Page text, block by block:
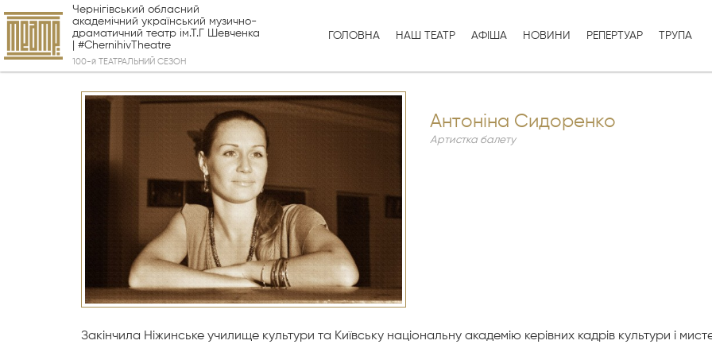
Чернігівський обласний
академічний український музично-
драматичний театр ім.Т.Г Шевченка
| #ChernihivTheatre
100-й ТЕАТРАЛЬНИЙ СЕЗОН
ГОЛОВНА НАШ ТЕАТР АФІША НОВИНИ РЕПЕРТУАР ТРУПА
Антоніна Сидоренко
Артистка балету
Закінчила Ніжинське училище культури та Київську національну академію керівних кадрів культури і